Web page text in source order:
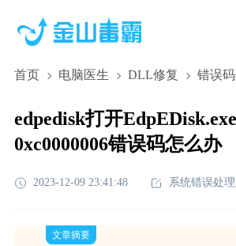
首页 电脑医生 DLL修复 错误
edpedisk打开
0xc0000006错误码怎么办
2023-12-09 23:41:48 系统错误处理
文章摘要